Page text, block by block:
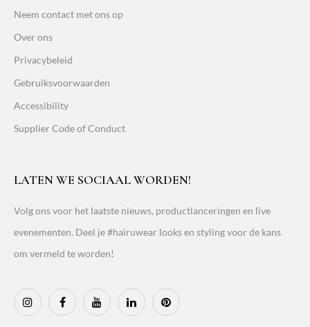
Neem contact met ons op
Over ons
Privacybeleid
Gebruiksvoorwaarden
Accessibility
Supplier Code of Conduct
LATEN WE SOCIAAL WORDEN!
Volg ons voor het laatste nieuws, productlanceringen en live
evenementen. Deel je #hairuwear looks en styling voor de kans
om vermeld te worden!